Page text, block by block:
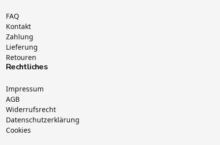
FAQ
Kontakt
Zahlung
Lieferung
Retouren
Rechtliches
Impressum
AGB
Widerrufsrecht
Datenschutzerklärung
Cookies